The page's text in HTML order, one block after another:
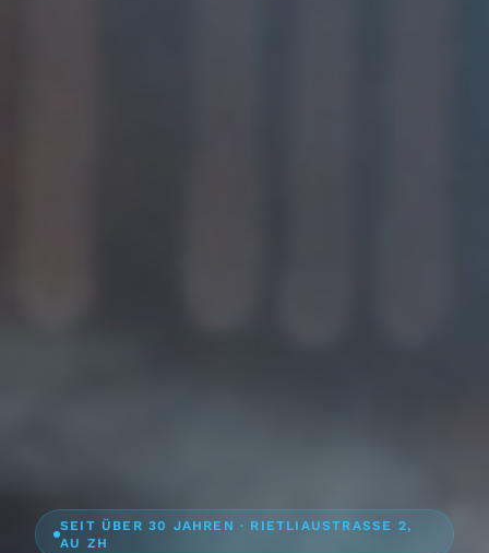
SEIT ÜBER 30 JAHREN · RIETLIAUSTRASSE 2,
AU ZH